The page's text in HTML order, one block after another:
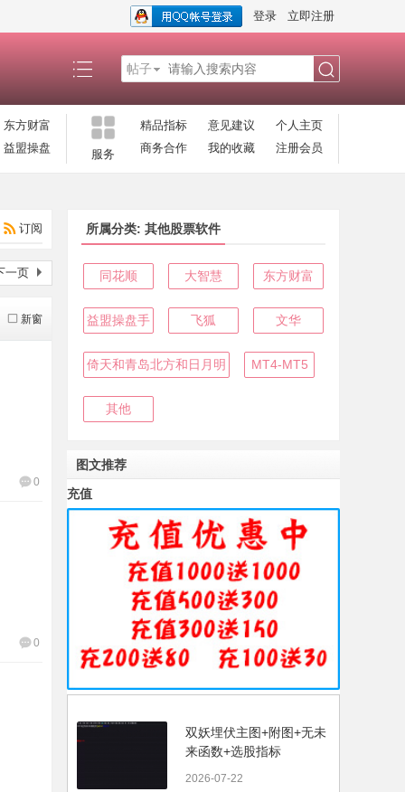
登录 立即注册
帖子
东方财富
益盟操盘
服务
精品指标 意见建议
个人主页
商务合作
我的收藏 注册会员
订阅
一页
新窗
0
0
所属分类: 其他股票软件
同花顺 大智慧 东方财富
益盟操盘手 飞狐 文华
倚天和青岛北方和日月明 MT4-MT5
其他
图文推荐
充值
双妖埋伏主图+附图+无未
来函数+选股指标
2026-07-22